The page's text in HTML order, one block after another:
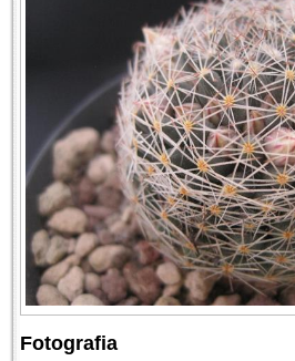
Fotografia